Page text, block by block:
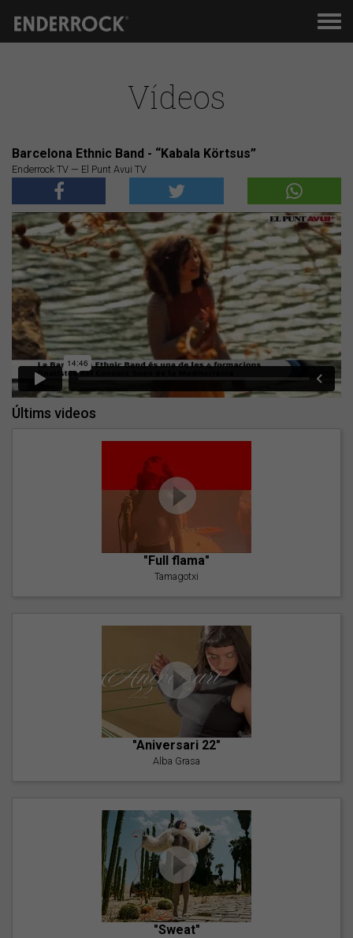
Vídeos
Barcelona Ethnic Band - “Kabala Körtsus”
Enderrock TV — El Punt Avui TV
Últims videos
"Full flama"
Tamagotxi
"Aniversari 22"
Alba Grasa
"Sweat"